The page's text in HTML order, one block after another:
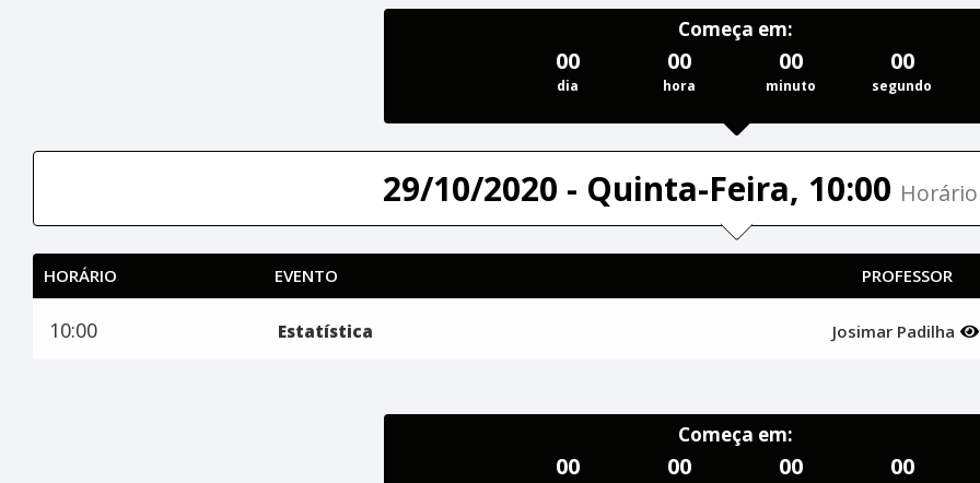
Começa em:
00
dia
00
hora
00
minuto
00
segundo
29/10/2020 - Quinta-Feira, 10:00
HORÁRIO EVENTO PROFESSOR
10:00 Estatística Josimar Padilha
Começa em:
00 00 00 00